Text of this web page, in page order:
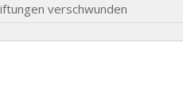
verschwunden